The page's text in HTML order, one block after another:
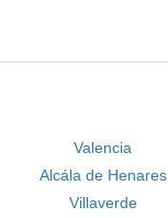
Valencia
Alcála de Henares
Villaverde